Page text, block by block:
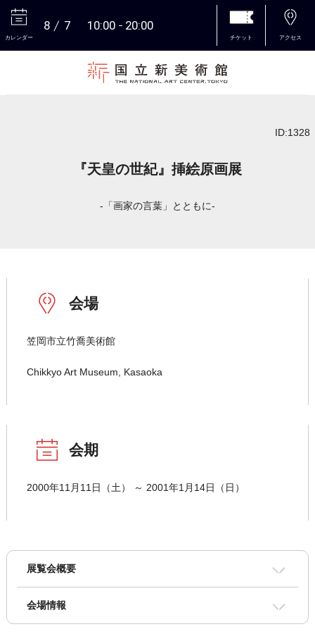
カレンダー
8 7 10:00 20:00
チケット アクセス
ID:1328
『天皇の世紀』挿絵原画展
-「画家の言葉」とともに-
会場
笠岡市立竹喬美術館
Chikkyo Art Museum, Kasaoka
会期
2000年11月11日（土） ～ 2001年1月14日（日）
展覧会概要
会場情報